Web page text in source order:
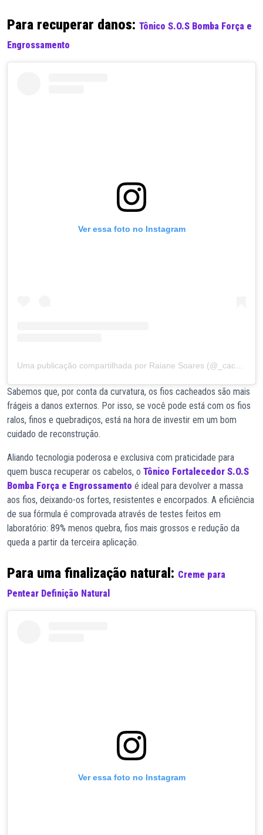
Para recuperar danos: Tônico S.O.S Bomba Força e
Engrossamento
Ver essa foto no Instagram
Sabemos que, por conta da curvatura, os fios cacheados são mais
frágeis a danos externos. Por isso, se você pode está com os fios
ralos, finos e quebradiços, está na hora de investir em um bom
cuidado de reconstrução.
Aliando tecnologia poderosa e exclusiva com praticidade para
quem busca recuperar os cabelos, o Tônico Fortalecedor S.O.S
Bomba Força e Engrossamento é ideal para devolver a massa
aos fios, deixando-os fortes, resistentes e encorpados. A eficiência
de sua fórmula é comprovada através de testes feitos em
laboratório: 89% menos quebra, fios mais grossos e redução da
queda a partir da terceira aplicação.
Para uma finalização natural: Creme para
Pentear Definição Natural
Ver essa foto no Instagram